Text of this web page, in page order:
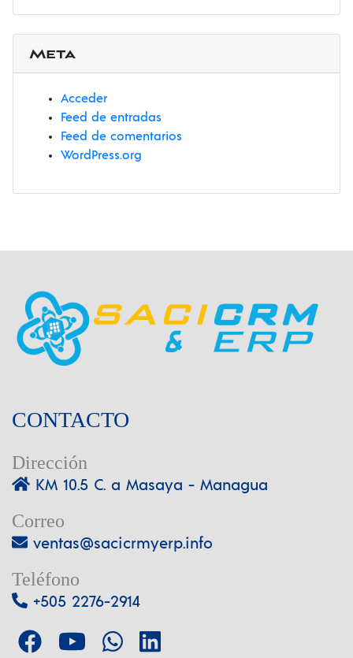
Meta
Acceder
Feed de entradas
Feed de comentarios
WordPress.org
CONTACTO
Dirección
KM 10.5 C. a Masaya - Managua
Correo
ventas@sacicrmyerp.info
Teléfono
+505 2276-2914